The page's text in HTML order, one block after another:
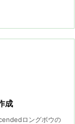
成
ロングボウの